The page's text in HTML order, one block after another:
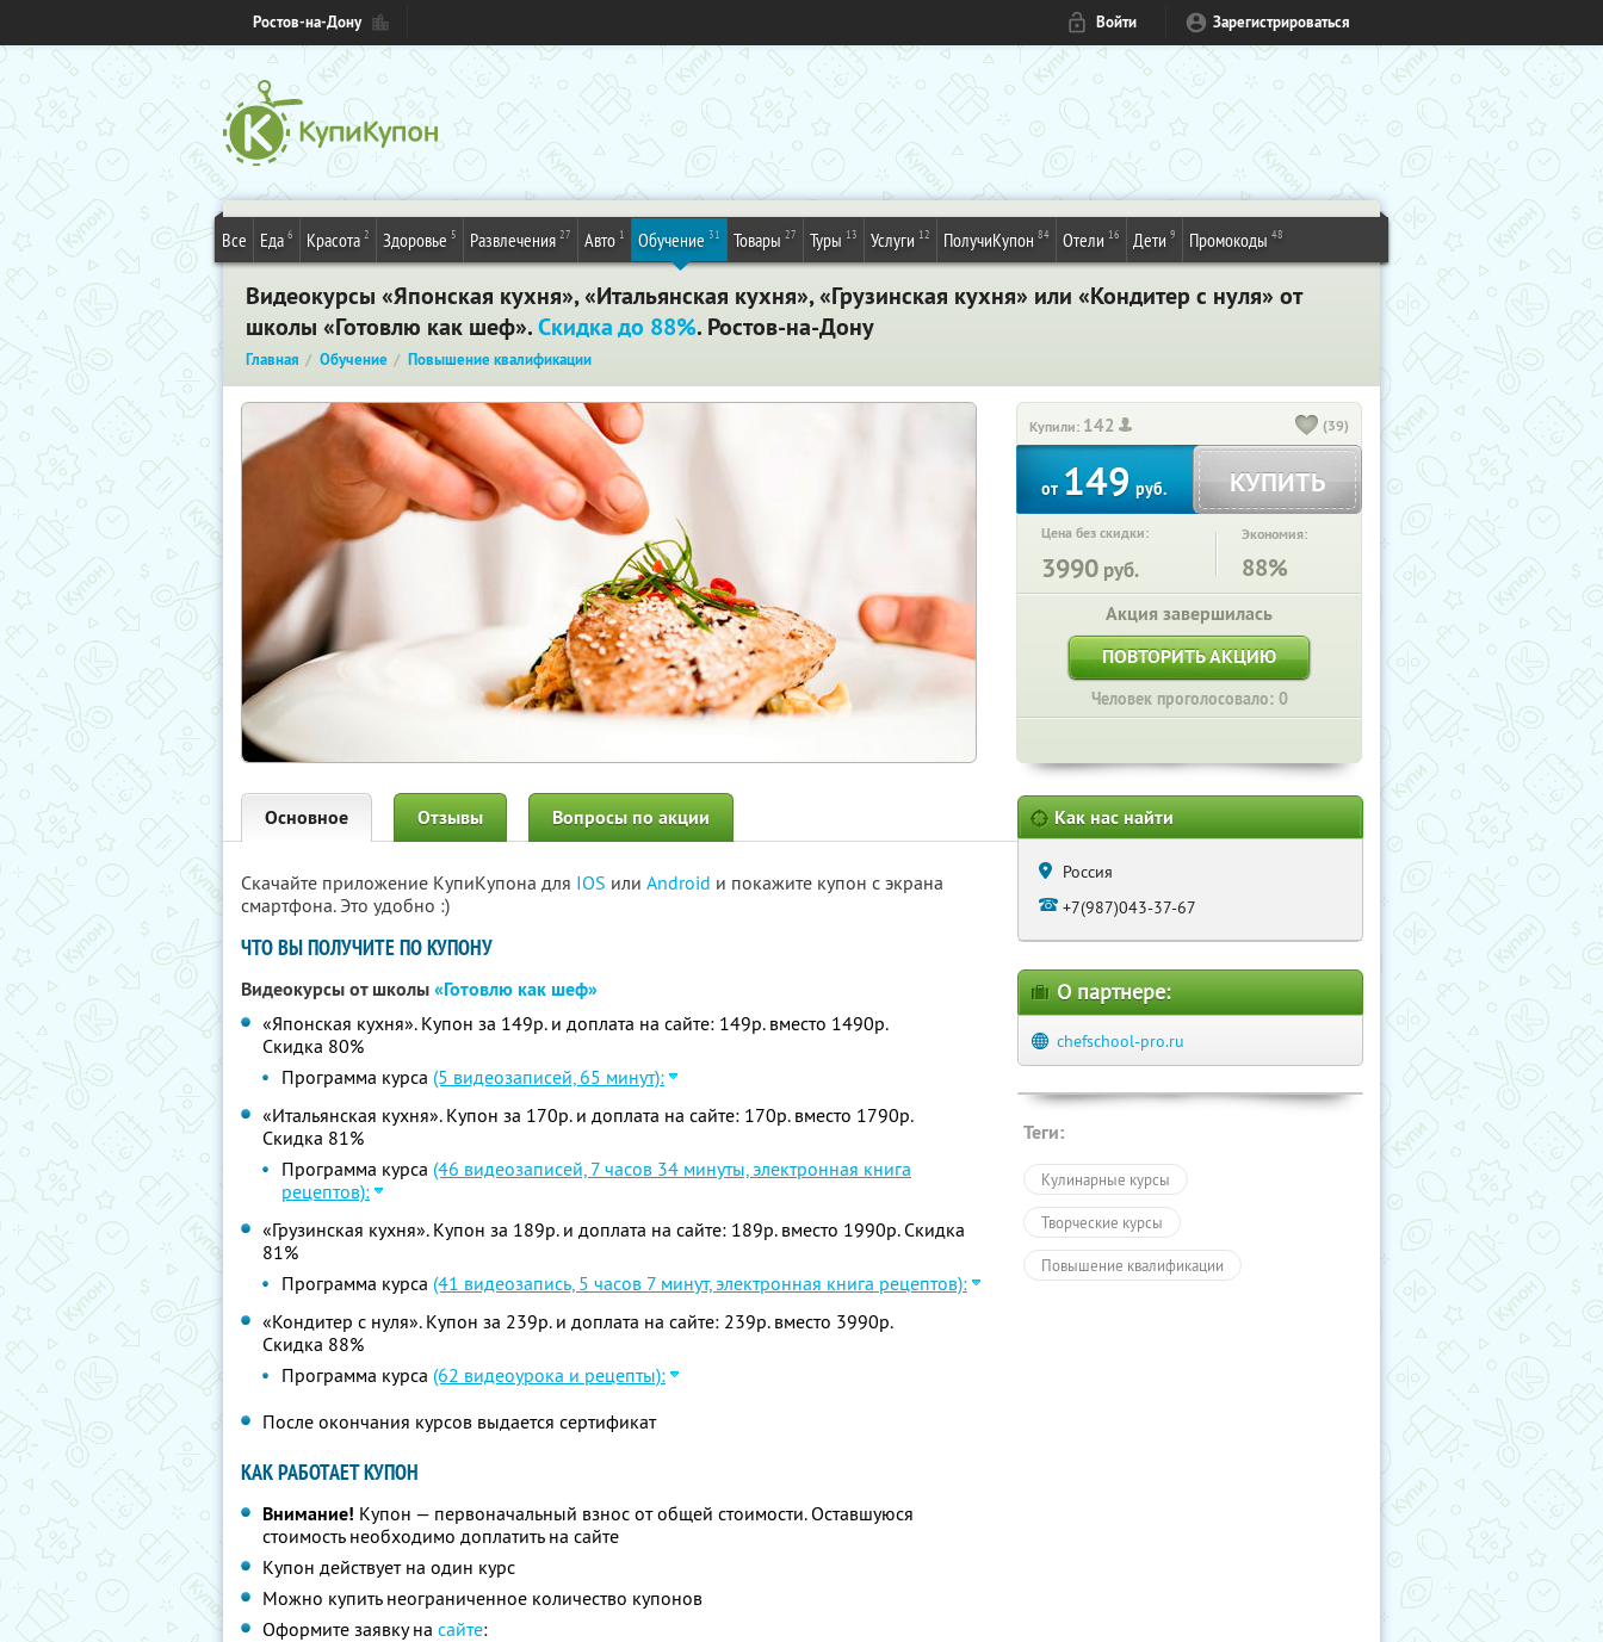
Ростов-на-Дону Войти Зарегистрироваться
Все Еда 6 Красота 2 Здоровье 5 Развлечения 27 Авто 1 Обучение 31 Товары 27 Туры 13 Услуги 12 ПолучиКупон 84 Отели 16 Дети 9 Промокоды 48
Видеокурсы «Японская кухня», «Итальянская кухня», «Грузинская кухня» или «Кондитер с нуля» от
школы «Готовлю как шеф».Скидка до 88%. Ростов-на-Дону
Главная Обучение Повышение квалификации
Купили: 142 (39)
от149руб. КУПИТЬ
Цена без скидки:
3990 руб.
Экономия:
88%
Акция завершилась
ПОВТОРИТЬ АКЦИЮ
Человек проголосовало: 0
Основное Отзывы Вопросы по акции
Скачайте приложение КупиКупона для IOS или Android и покажите купон с экрана
смартфона. Это удобно :)
ЧТО ВЫ ПОЛУЧИТЕ ПО КУПОНУ
Видеокурсы от школы«Готовлю как шеф»
«Японская кухня». Купон за 149р. и доплата на сайте: 149р. вместо 1490р.
Скидка 80%
Программа курса (5 видеозаписей, 65 минут):
«Итальянская кухня». Купон за 170р. и доплата на сайте: 170р. вместо 1790р.
Скидка 81%
Программа курса (46 видеозаписей, 7 часов 34 минуты, электронная книга
рецептов):
«Грузинская кухня». Купон за 189р. и доплата на сайте: 189р. вместо 1990р. Скидка
81%
Программа курса (41 видеозапись, 5 часов 7 минут, электронная книга рецептов):
«Кондитер с нуля». Купон за 239р. и доплата на сайте: 239р. вместо 3990р.
Скидка 88%
Программа курса (62 видеоурока и рецепты):
После окончания курсов выдается сертификат
КАК РАБОТАЕТ КУПОН
Внимание! Купон — первоначальный взнос от общей стоимости. Оставшуюся
стоимость необходимо доплатить на сайте
Купон действует на один курс
Можно купить неограниченное количество купонов
Оформите заявку на сайте:
Как нас найти
Россия
+7(987)043-37-67
О партнере:
chefschool-pro.ru
Теги:
Кулинарные курсы
Творческие курсы
Повышение квалификации